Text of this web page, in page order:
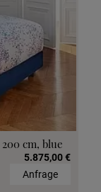
cm, blue
5.875,00 €
Anfrage